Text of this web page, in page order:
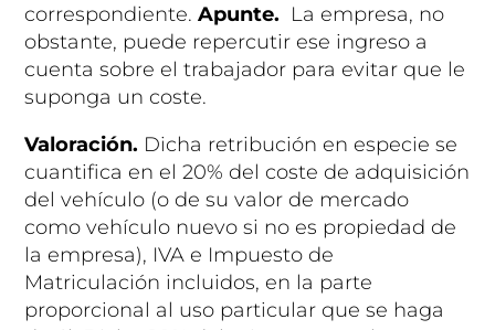
correspondiente.Apunte. La empresa, no
obstante, puede repercutir ese ingreso a
cuenta sobre el trabajador para evitar que le
suponga un coste.
Valoración. Dicha retribución en especie se
cuantifica en el 20% del coste de adquisición
del vehículo (o de su valor de mercado
como vehículo nuevo si no es propiedad de
la empresa), IVA e Impuesto de
Matriculación incluidos, en la parte
proporcional al uso particular que se haga